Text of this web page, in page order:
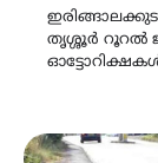
തൃശ്ശൂർ റൂറൽ